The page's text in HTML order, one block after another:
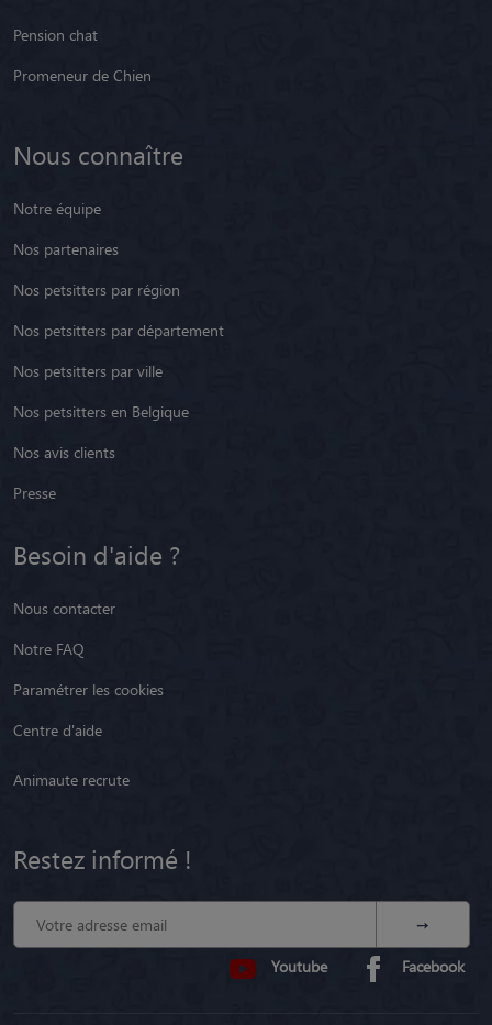
Pension chat
Promeneur de Chien
Nous connaître
Notre équipe
Nos partenaires
Nos petsitters par région
Nos petsitters par département
Nos petsitters par ville
Nos petsitters en Belgique
Nos avis clients
Presse
Besoin d'aide ?
Nous contacter
Notre FAQ
Paramétrer les cookies
Centre d'aide
Animaute recrute
Restez informé !
Youtube Facebook